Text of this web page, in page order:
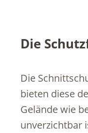
Die
Die
bieten diese
Gelände wie
unverzichtbar